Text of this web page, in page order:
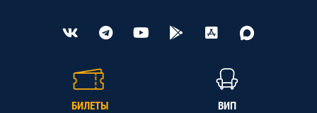
БИЛЕТЫ ВИП